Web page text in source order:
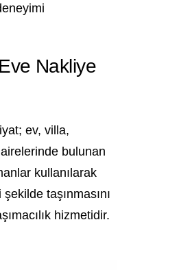
Nakliye
ev, villa,
bulunan
kullanılarak
taşınmasını
hizmetidir.